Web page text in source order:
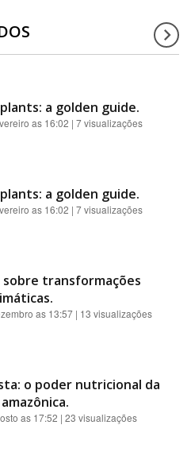
a golden guide.
as 16:02 | 7 visualizações
a golden guide.
as 16:02 | 7 visualizações
sobre transformações
as 13:57 | 13 visualizações
o poder nutricional da
as 17:52 | 23 visualizações